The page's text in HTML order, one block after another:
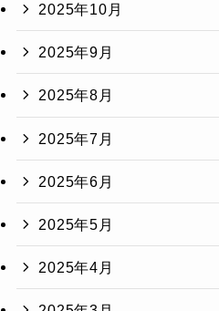
2025年10月
2025年9月
2025年8月
2025年7月
2025年6月
2025年5月
2025年4月